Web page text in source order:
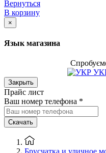
Вернуться
В корзину
×
Язык магазина
Закрыть
Прайс лист
Ваш номер телефона *
Скачать